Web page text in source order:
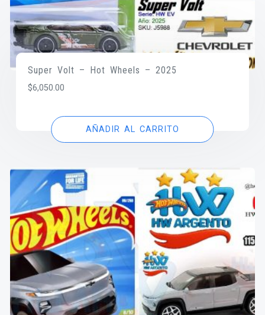
Super Volt – Hot Wheels – 2025
$6,050.00
AÑADIR AL CARRITO